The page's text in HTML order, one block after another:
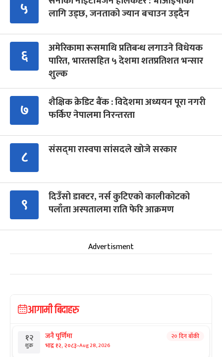
५
लागि उड्छ, जनताको ज्यान बचाउन उड्दैन
६
अमेरिकामा रूसमाथि प्रतिबन्ध लगाउने विधेयक
पारित, भारतसहित ५ देशमा शतप्रतिशत भन्सार
शुल्क
७
शैक्षिक क्रेडिट बैंक : विदेशमा अध्ययन पूरा नगरी
फर्किए नेपालमा निरन्तरता
८ संसद्‍मा रास्वपा सांसदले खोजे सरकार
९
दिउँसो डाक्टर, नर्स कुटिएको कालीकोटको
पलाँता अस्पतालमा राति फेरि आक्रमण
Advertisment
आगामी बिदाहरु
१२
शुक्र
जनै पूर्णिमा
भाद्र १२, २०८३-Aug 28, 2026
२० दिन बाँकी